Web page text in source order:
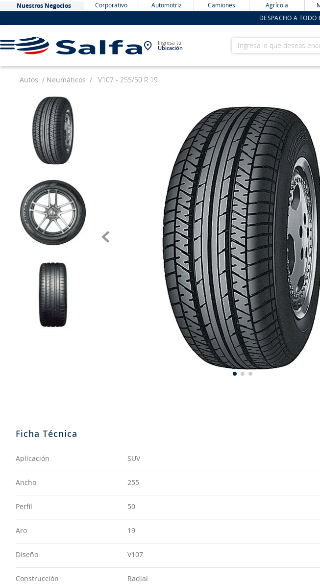
Nuestros Negocios Corporativo Automotriz Camiones Agrícola
DESPACHO A
Ingresa tu
Ubicación
Ingresa lo que deseas
Autos Neumáticos V107 - 255/50 R 19
Aplicación SUV
Ancho 255
Perfil 50
Aro 19
Diseño V107
Construcción Radial
bateria
2.
neumáticos
3.
westlake
yokohama
6.
chevrolet
7.
jockey
8.
205
235
john deere